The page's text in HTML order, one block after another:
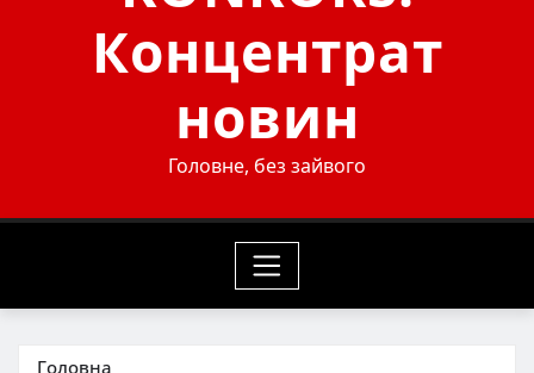
Концентрат
новин
Головне, без зайвого
Головна